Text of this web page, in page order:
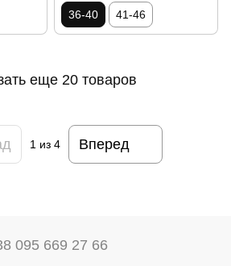
36-40 41-46
еще 20 товаров
1из 4 Вперед
095 669 27 66